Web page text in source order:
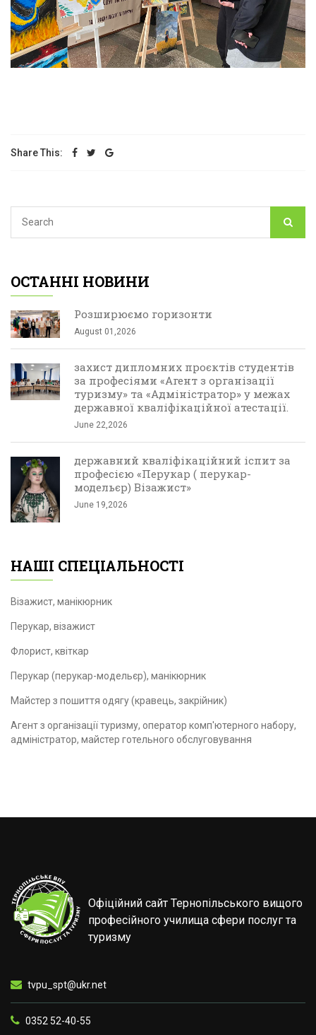
Share This:
ОСТАННІ НОВИНИ
Розширюємо горизонти
August 01,2026
захист дипломних проєктів студентів
за професіями «Агент з організації
туризму» та «Адміністратор» у межах
державної кваліфікаційної атестації.
June 22,2026
державний кваліфікаційний іспит за
професією «Перукар ( перукар-
модельєр) Візажист»
June 19,2026
НАШІ СПЕЦІАЛЬНОСТІ
Візажист, манікюрник
Перукар, візажист
Флорист, квіткар
Перукар (перукар-модельєр), манікюрник
Майстер з пошиття одягу (кравець, закрійник)
Агент з організації туризму, оператор комп'ютерного набору,
адміністратор, майстер готельного обслуговування
Офіційний сайт Тернопільського вищого
професійного училища сфери послуг та
туризму
tvpu_spt@ukr.net
0352 52-40-55